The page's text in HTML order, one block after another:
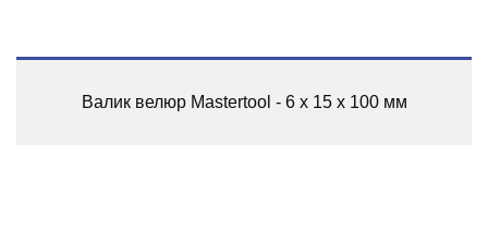
Валик велюр Mastertool - 6 х 15 х 100 мм